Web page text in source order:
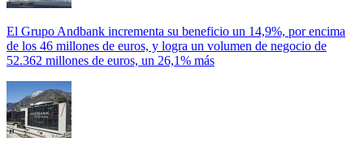
El Grupo Andbank incrementa su beneficio un 14,9%, por encima
de los 46 millones de euros, y logra un volumen de negocio de
52.362 millones de euros, un 26,1% más